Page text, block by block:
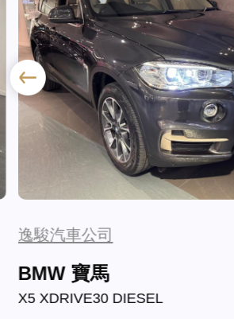
逸駿汽車公司
BMW 寶馬
X5 XDRIVE30 DIESEL